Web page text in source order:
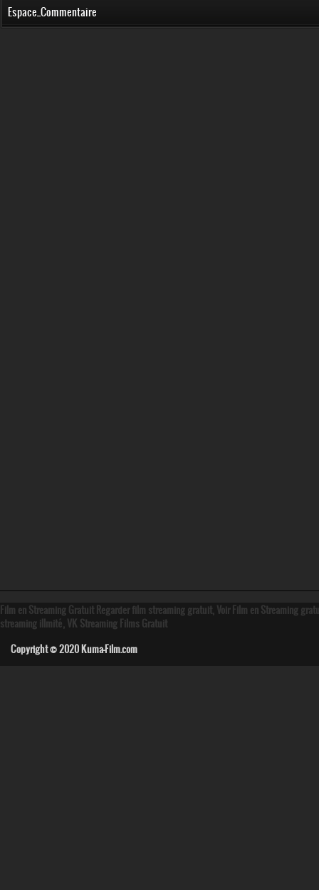
Espace_Commentaire
Film en Streaming Gratuit Regarder film streaming gratuit, Voir Film en Streaming
streaming illmité, VK Streaming Films Gratuit
Copyright © 2020Kuma-Film.com